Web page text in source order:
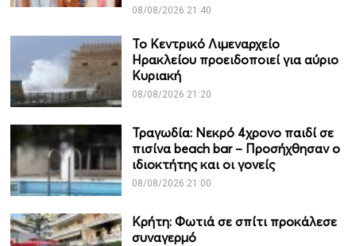
08/08/2026 21:40
Το Κεντρικό Λιμεναρχείο
Ηρακλείου προειδοποιεί για αύριο
Κυριακή
08/08/2026 21:20
Τραγωδία: Νεκρό 4χρονο παιδί σε
πισίνα beach bar – Προσήχθησαν ο
ιδιοκτήτης και οι γονείς
08/08/2026 21:00
Κρήτη: Φωτιά σε σπίτι προκάλεσε
συναγερμό